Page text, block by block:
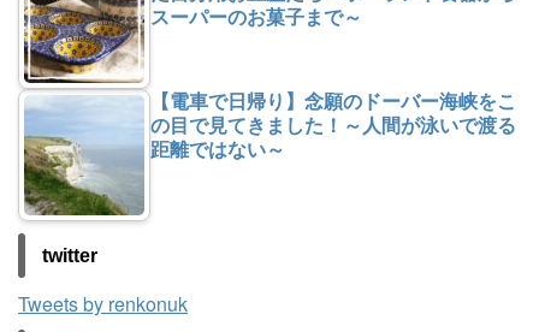
スーパーのお菓子まで～
【電車で日帰り】念願のドーバー海峡をこ
の目で見てきました！～人間が泳いで渡る
距離ではない～
twitter
Tweets by renkonuk